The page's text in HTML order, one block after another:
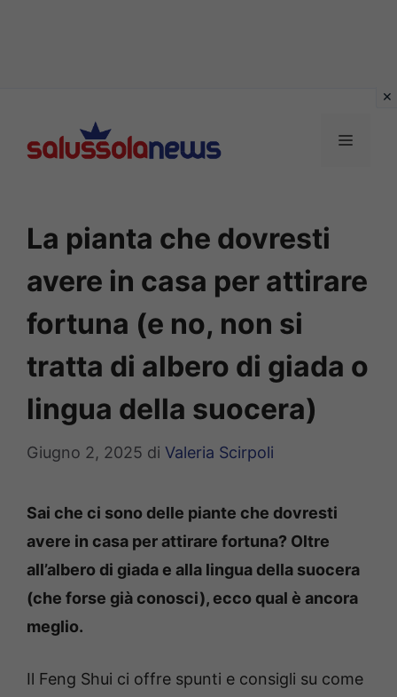
contenuto
MENU
La pianta che dovresti
avere in casa per attirare
fortuna (e no, non si
tratta di albero di giada o
lingua della suocera)
Giugno 2, 2025 di Valeria Scirpoli
Sai che ci sono delle piante che dovresti
avere in casa per attirare fortuna? Oltre
all’albero di giada e alla lingua della suocera
(che forse già conosci), ecco qual è ancora
meglio.
Il Feng Shui ci offre spunti e consigli su come